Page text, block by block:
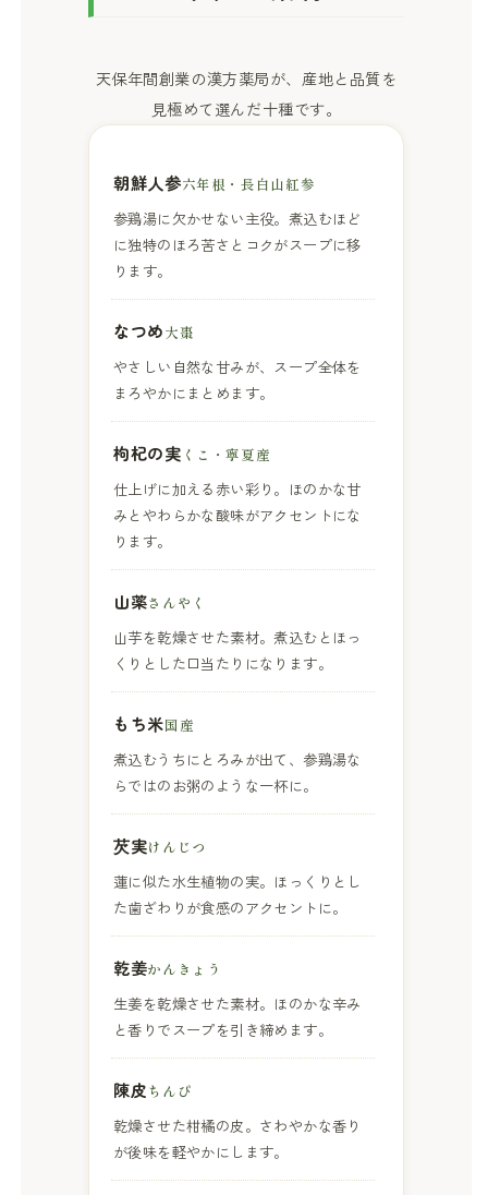
天保年間創業の漢方薬局が、産地と品質を
見極めて選んだ十種です。
朝鮮人参六年根・長白山紅参
参鶏湯に欠かせない主役。煮込むほど
に独特のほろ苦さとコクがスープに移
ります。
なつめ大棗
やさしい自然な甘みが、スープ全体を
まろやかにまとめます。
枸杞の実 くこ・寧夏産
仕上げに加える赤い彩り。ほのかな甘
みとやわらかな酸味がアクセントにな
ります。
山薬さんやく
山芋を乾燥させた素材。煮込むとほっ
くりとした口当たりになります。
もち米国産
煮込むうちにとろみが出て、参鶏湯な
らではのお粥のような一杯に。
芡実けんじつ
蓮に似た水生植物の実。ほっくりとし
た歯ざわりが食感のアクセントに。
乾姜かんきょう
生姜を乾燥させた素材。ほのかな辛み
と香りでスープを引き締めます。
陳皮ちんぴ
乾燥させた柑橘の皮。さわやかな香り
が後味を軽やかにします。